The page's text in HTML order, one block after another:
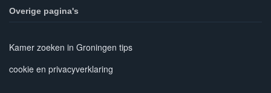
Overige pagina's
Kamer zoeken in Groningen tips
cookie en privacyverklaring